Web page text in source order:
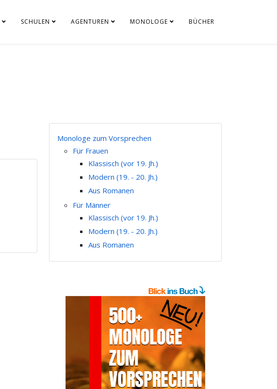
SCHULEN AGENTUREN MONOLOGE BÜCHER
Monologe zum Vorsprechen
Für Frauen
Klassisch (vor 19. Jh.)
Modern (19. - 20. Jh.)
Aus Romanen
Für Männer
Klassisch (vor 19. Jh.)
Modern (19. - 20. Jh.)
Aus Romanen